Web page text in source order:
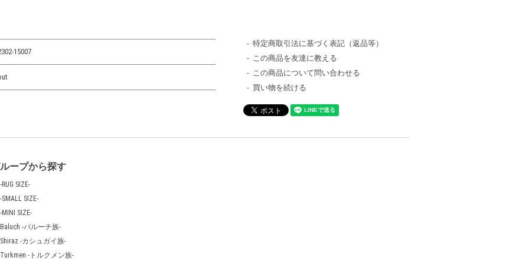
15007
特定商取引法に基づく表記（返品等）
この商品を友達に教える
この商品について問い合わせる
買い物を続ける
ープから探す
-RUG SIZE-
-SMALL SIZE-
-MINI SIZE-
Baluch -バルーチ族-
Shiraz -カシュガイ族-
Turkmen -トルクメン族-